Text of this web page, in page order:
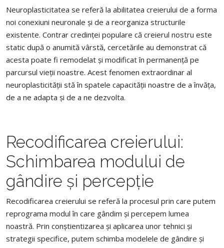
Neuroplasticitatea se referă la abilitatea creierului de a forma
noi conexiuni neuronale și de a reorganiza structurile
existente. Contrar credinței populare că creierul nostru este
static după o anumită vârstă, cercetările au demonstrat că
acesta poate fi remodelat și modificat în permanență pe
parcursul vieții noastre. Acest fenomen extraordinar al
neuroplasticității stă în spatele capacității noastre de a învăța,
de a ne adapta și de a ne dezvolta.
Recodificarea creierului:
Schimbarea modului de
gândire și percepție
Recodificarea creierului se referă la procesul prin care putem
reprograma modul în care gândim și percepem lumea
noastră. Prin conștientizarea și aplicarea unor tehnici și
strategii specifice, putem schimba modelele de gândire și